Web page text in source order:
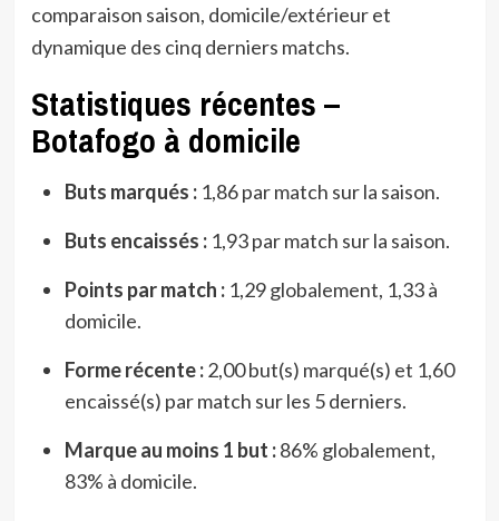
comparaison saison, domicile/extérieur et
dynamique des cinq derniers matchs.
Statistiques récentes –
Botafogo à domicile
Buts marqués :1,86 par match sur la saison.
Buts encaissés :1,93 par match sur la saison.
Points par match :1,29 globalement, 1,33 à
domicile.
Forme récente :2,00 but(s) marqué(s) et 1,60
encaissé(s) par match sur les 5 derniers.
Marque au moins 1 but :86% globalement,
83% à domicile.